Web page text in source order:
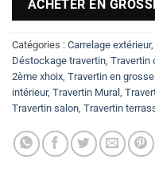
ACHETER EN
Catégories : Carrelage extérieur,
Déstockage travertin, Travertin
2ème xhoix, Travertin en
intérieur, Travertin Mural ,
Travertin salon, Travertin